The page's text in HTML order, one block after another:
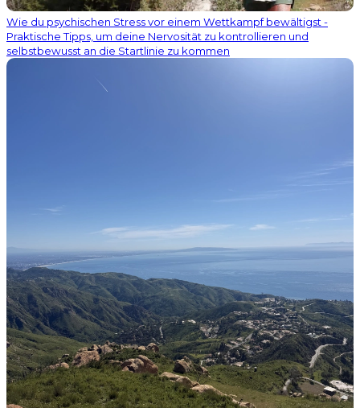
Wie du psychischen Stress vor einem Wettkampf bewältigst -
Praktische Tipps, um deine Nervosität zu kontrollieren und
selbstbewusst an die Startlinie zu kommen